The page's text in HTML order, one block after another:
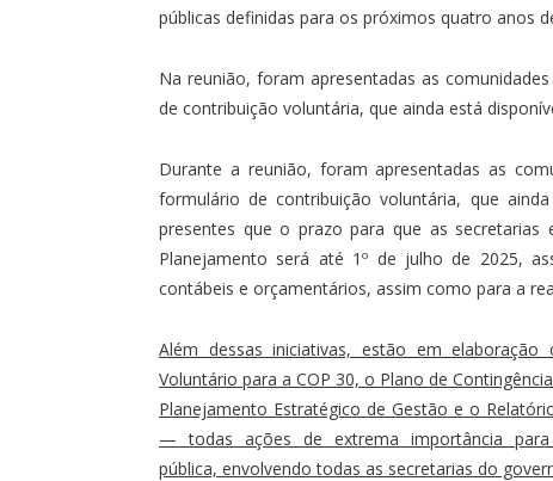
públicas definidas para os próximos quatro anos
Na reunião, foram apresentadas as
de contribuição voluntária, que ainda está
Durante a reunião, foram apresentadas as
formulário de contribuição voluntária, que
presentes que o prazo para que as secretarias
Planejamento será até 1º de julho de 2025,
contábeis e orçamentários, assim como para a
Além dessas iniciativas, estão em elaboração
Voluntário para a COP 30, o Plano de
Planejamento Estratégico de Gestão e o
— todas ações de extrema importância para
pública, envolvendo todas as secretarias do